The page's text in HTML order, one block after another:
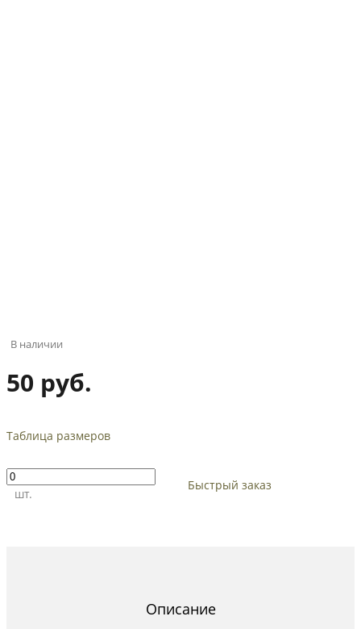
В наличии
50 руб.
Таблица размеров
шт.
Быстрый заказ
Описание